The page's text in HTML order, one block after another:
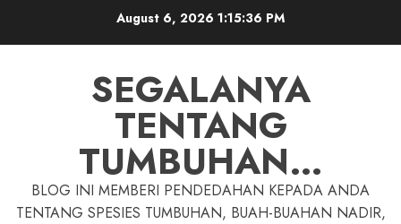
August 6, 20261:15:37 PM
SEGALANYA
TENTANG
TUMBUHAN…
BLOG INI MEMBERI PENDEDAHAN KEPADA ANDA
TENTANG SPESIES TUMBUHAN, BUAH-BUAHAN NADIR,